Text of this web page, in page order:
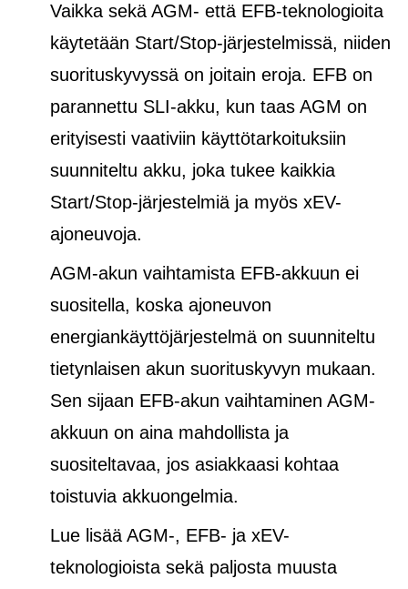
Vaikka sekä AGM- että EFB-teknologioita
käytetään Start/Stop-järjestelmissä, niiden
suorituskyvyssä on joitain eroja. EFB on
parannettu SLI-akku, kun taas AGM on
erityisesti vaativiin käyttötarkoituksiin
suunniteltu akku, joka tukee kaikkia
Start/Stop-järjestelmiä ja myös xEV-
ajoneuvoja.
AGM-akun vaihtamista EFB-akkuun ei
suositella, koska ajoneuvon
energiankäyttöjärjestelmä on suunniteltu
tietynlaisen akun suorituskyvyn mukaan.
Sen sijaan EFB-akun vaihtaminen AGM-
akkuun on aina mahdollista ja
suositeltavaa, jos asiakkaasi kohtaa
toistuvia akkuongelmia.
Lue lisää AGM-, EFB- ja xEV-
teknologioista sekä paljosta muusta